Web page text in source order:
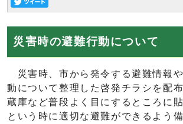
災害時の避難行動について
災害時、市から発令する避難情報
動について整理した啓発チラシを配
蔵庫など普段よく目にするところに
という時に適切な避難ができるよう